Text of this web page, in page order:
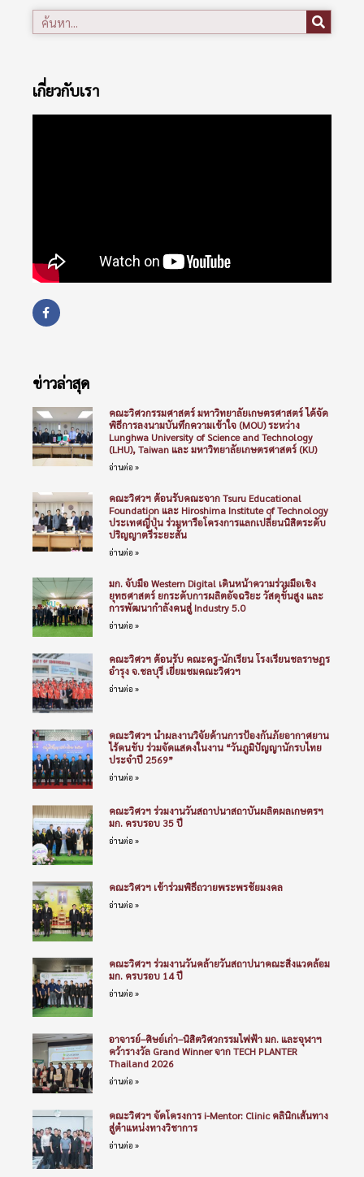
เกี่ยวกับเรา
ข่าวล่าสุด
คณะวิศวกรรมศาสตร์ มหาวิทยาลัยเกษตรศาสตร์ ได้จัด
พิธีการลงนามบันทึกความเข้าใจ (MOU) ระหว่าง
Lunghwa University of Science and Technology
(LHU), Taiwan และ มหาวิทยาลัยเกษตรศาสตร์ (KU)
อ่านต่อ »
คณะวิศวฯ ต้อนรับคณะจาก Tsuru Educational
Foundation และ Hiroshima Institute of Technology
ประเทศญี่ปุ่น ร่วมหารือโครงการแลกเปลี่ยนนิสิตระดับ
ปริญญาตรีระยะสั้น
อ่านต่อ »
มก. จับมือ Western Digital เดินหน้าความร่วมมือเชิง
ยุทธศาสตร์ ยกระดับการผลิตอัจฉริยะ วัสดุขั้นสูง และ
การพัฒนากำลังคนสู่ Industry 5.0
อ่านต่อ »
คณะวิศวฯ ต้อนรับ คณะครู-นักเรียน โรงเรียนชลราษฎร
อำรุง จ.ชลบุรี เยี่ยมชมคณะวิศวฯ
อ่านต่อ »
คณะวิศวฯ นำผลงานวิจัยด้านการป้องกันภัยอากาศยาน
ไร้คนขับ ร่วมจัดแสดงในงาน “วันภูมิปัญญานักรบไทย
ประจำปี 2569”
อ่านต่อ »
คณะวิศวฯ ร่วมงานวันสถาปนาสถาบันผลิตผลเกษตรฯ
มก. ครบรอบ 35 ปี
อ่านต่อ »
คณะวิศวฯ เข้าร่วมพิธีถวายพระพรชัยมงคล
อ่านต่อ »
คณะวิศวฯ ร่วมงานวันคล้ายวันสถาปนาคณะสิ่งแวดล้อม
มก. ครบรอบ 14 ปี
อ่านต่อ »
อาจารย์–ศิษย์เก่า–นิสิตวิศวกรรมไฟฟ้า มก. และจุฬาฯ
คว้ารางวัล Grand Winner จาก TECH PLANTER
Thailand 2026
อ่านต่อ »
คณะวิศวฯ จัดโครงการ i-Mentor: Clinic คลินิกเส้นทาง
สู่ตำแหน่งทางวิชาการ
อ่านต่อ »